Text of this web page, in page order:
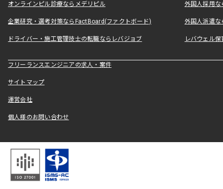
オンラインピル診療ならメデリピル 外国人採用
企業研究・選考対策ならFactBoard(ファクトボード) 外国人派遣な
ドライバー・施工管理技士の転職ならレバジョブ レバウェル
フリーランスエンジニアの求人・案件
サイトマップ
運営会社
個人様のお問い合わせ